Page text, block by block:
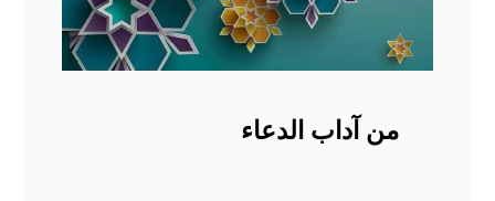
من آداب الدعاء